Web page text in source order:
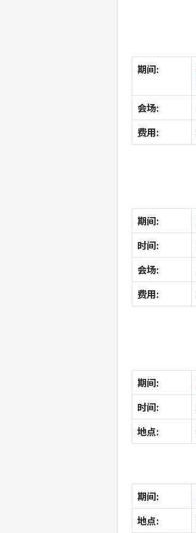
期间:
会场:
费用:
期间:
时间:
会场:
费用:
期间:
时间:
地点:
期间:
地点: